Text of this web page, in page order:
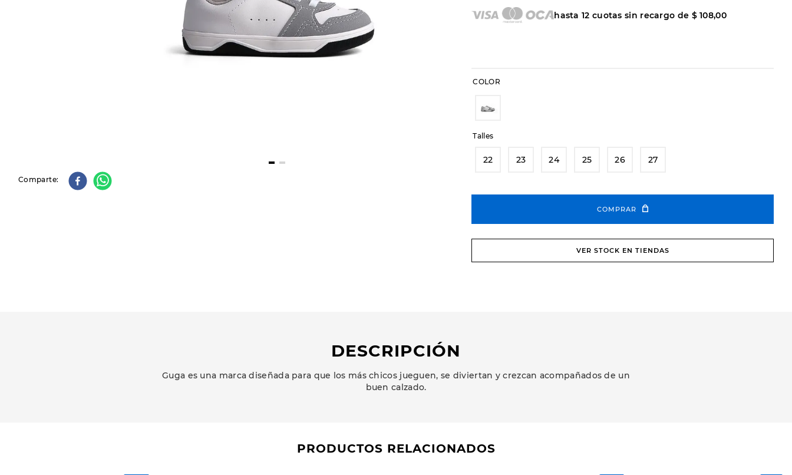
Comparte
hasta12 cuotas sin recargo de $ 108,00
COLOR
Talles
22 23 24 25 26 27
COMPRAR
VER STOCK EN TIENDAS
DESCRIPCIÓN
Guga es una marca diseñada para que los más chicos jueguen, se diviertan y crezcan acompañados de un
buen calzado.
PRODUCTOS RELACIONADOS